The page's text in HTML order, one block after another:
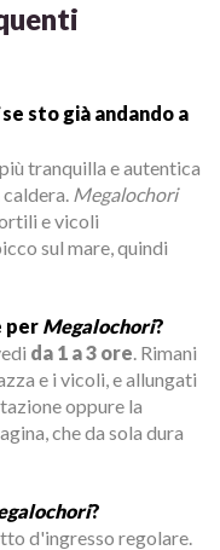
se sto già andando a
tranquilla e autentica
Megalochori
e vicoli
sul mare, quindi
per Megalochori?
da 1 a 3 ore . Rimani
e i vicoli, e allungati
oppure la
che da sola dura
?
d'ingresso regolare.